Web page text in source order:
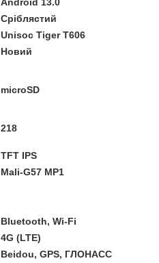
Сріблястий
Unisoc Tiger T606
Новий
microSD
218
TFT IPS
Mali-G57 MP1
Bluetooth, Wi-Fi
4G (LTE)
Beidou, GPS, ГЛОНАСС